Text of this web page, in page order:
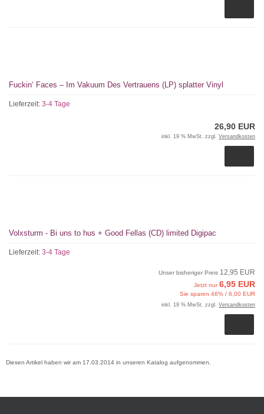
Fuckin‘ Faces – Im Vakuum Des Vertrauens (LP) splatter Vinyl
Lieferzeit: 3-4 Tage
26,90 EUR
inkl. 19 % MwSt. zzgl. Versandkosten
Volxsturm - Bi uns to hus + Good Fellas (CD) limited Digipac
Lieferzeit: 3-4 Tage
Unser bisheriger Preis 12,95 EUR
Jetzt nur6,95 EUR
Sie sparen 46% / 6,00 EUR
inkl. 19 % MwSt. zzgl. Versandkosten
Diesen Artikel haben wir am 17.03.2014 in unseren Katalog aufgenommen.